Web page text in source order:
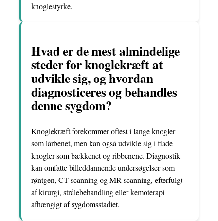
knoglestyrke.
Hvad er de mest almindelige
steder for knoglekræft at
udvikle sig, og hvordan
diagnosticeres og behandles
denne sygdom?
Knoglekræft forekommer oftest i lange knogler
som lårbenet, men kan også udvikle sig i flade
knogler som bækkenet og ribbenene. Diagnostik
kan omfatte billeddannende undersøgelser som
røntgen, CT-scanning og MR-scanning, efterfulgt
af kirurgi, strålebehandling eller kemoterapi
afhængigt af sygdomsstadiet.